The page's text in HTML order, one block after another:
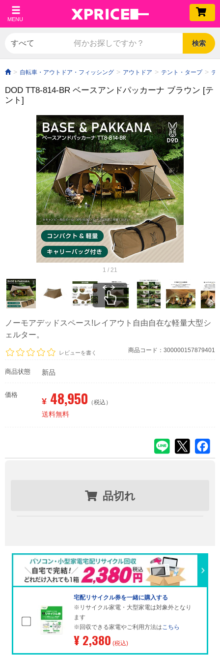
MENU
検索
自転車・アウトドア・フィッシング アウトドア テント・タープ テ
DOD TT8-814-BR ベースアンドパッカーナ ブラウン [テ
ント]
1 / 21
ノーモアデッドスペース!レイアウト自由自在な軽量大型シ
ェルター。
レビューを書く 商品コード：300000157879401
商品状態 新品
価格
¥ 48,950 （税込）
送料無料
品切れ
宅配リサイクル券を一緒に購入する
※リサイクル家電・大型家電は対象外となり
ます
※回収できる家電やご利用方法はこちら
¥ 2,380 (税込)